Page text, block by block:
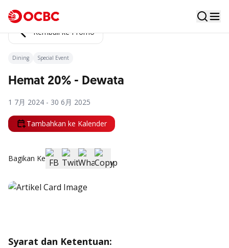
Kembali ke Promo
Dining Special Event
Hemat 20% - Dewata
1 7月 2024 - 30 6月 2025
Tambahkan ke Kalender
Bagikan Ke
Syarat dan Ketentuan: